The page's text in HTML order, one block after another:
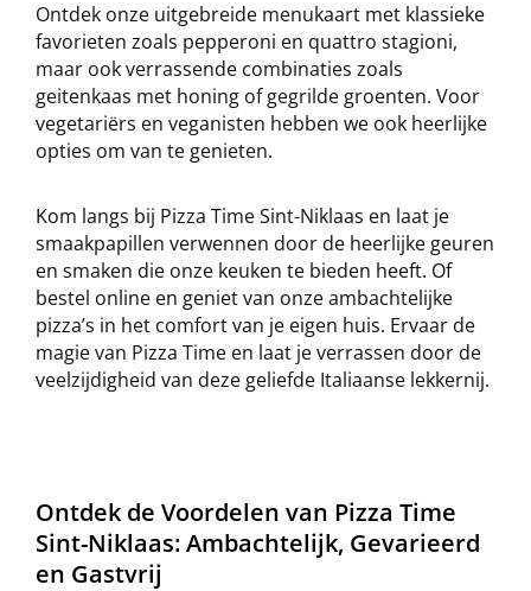
Ontdek onze uitgebreide menukaart met klassieke
favorieten zoals pepperoni en quattro stagioni,
maar ook verrassende combinaties zoals
geitenkaas met honing of gegrilde groenten. Voor
vegetariërs en veganisten hebben we ook heerlijke
opties om van te genieten.
Kom langs bij Pizza Time Sint-Niklaas en laat je
smaakpapillen verwennen door de heerlijke geuren
en smaken die onze keuken te bieden heeft. Of
bestel online en geniet van onze ambachtelijke
pizza’s in het comfort van je eigen huis. Ervaar de
magie van Pizza Time en laat je verrassen door de
veelzijdigheid van deze geliefde Italiaanse lekkernij.
Ontdek de Voordelen van Pizza Time
Sint-Niklaas: Ambachtelijk, Gevarieerd
en Gastvrij